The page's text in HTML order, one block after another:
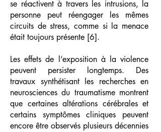
se réactivent à travers les intrusions, la
personne peut réengager les mêmes
circuits de stress, comme si la menace
était toujours présente [6].
Les effets de l’exposition à la violence
peuvent persister longtemps. Des
travaux synthétisant les recherches en
neurosciences du traumatisme montrent
que certaines altérations cérébrales et
certains symptômes cliniques peuvent
encore être observés plusieurs décennies